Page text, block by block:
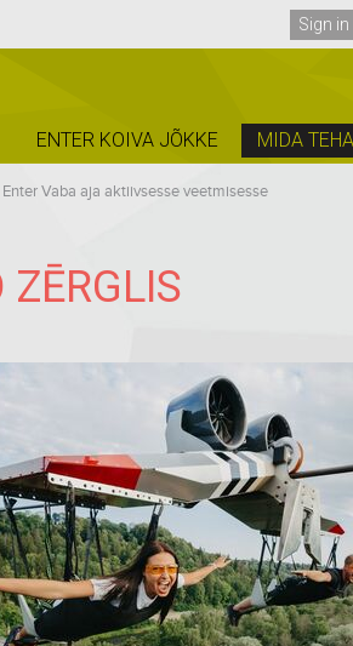
Sign in
ENTER KOIVA JÕKKE MIDA TEHA
Enter Vaba aja aktiivsesse veetmisesse
ZĒRGLIS